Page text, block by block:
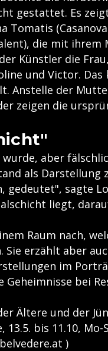
gestattet. Es
Tomatis
die mit ihrem
Künstler die
und Victor. Das
Anstelle der
zeigen die
aber
als Darstellung
sagte
liegt,
Raum nach,
erzählt aber
im
bei
Ältere und der
bis 11.10, Mo-
)